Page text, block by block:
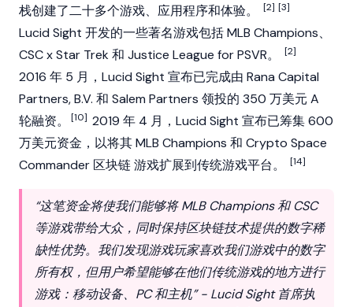
栈创建了二十多个游戏、应用程序和体验。
[2] [3]
Lucid Sight 开发的一些著名游戏包括MLB Champions、
CSC x Star Trek 和 Justice League for PSVR。
[2]
2016 年 5 月，Lucid Sight 宣布已完成由 Rana Capital
Partners, B.V. 和 Salem Partners 领投的 350 万美元 A
轮融资。
[10] 2019 年 4 月，Lucid Sight 宣布已筹集 600
万美元资金，以将其MLB Champions 和 Crypto Space
Commander 区块链游戏扩展到传统游戏平台。 [14]
“这笔资金将使我们能够将 MLB Champions 和 CSC
等游戏带给大众，同时保持区块链技术提供的数字稀
缺性优势。我们发现游戏玩家喜欢我们游戏中的数字
所有权，但用户希望能够在他们传统游戏的地方进行
游戏：移动设备、PC 和主机” - Lucid Sight 首席执